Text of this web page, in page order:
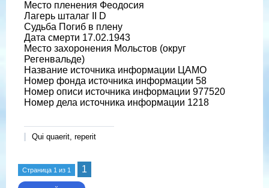
Место пленения Феодосия
Лагерь шталаг II D
Судьба Погиб в плену
Дата смерти 17.02.1943
Место захоронения Мольстов (округ
Регенвальде)
Название источника информации ЦАМО
Номер фонда источника информации 58
Номер описи источника информации 977520
Номер дела источника информации 1218
Qui quaerit, reperit
Страница 1 из 1 1